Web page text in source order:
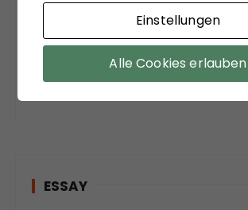
Befund, dass ein funktionierender
Ausgleich und stabile Institutionen
wirksamsten Mittel sind, der
des Extremismus
ESSAY
Einstellungen
Alle Cookies erlauben